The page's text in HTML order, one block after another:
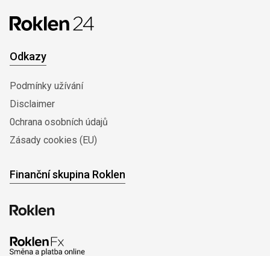
Odkazy
Podmínky užívání
Disclaimer
0chrana osobních údajů
Zásady cookies (EU)
Finanční skupina Roklen